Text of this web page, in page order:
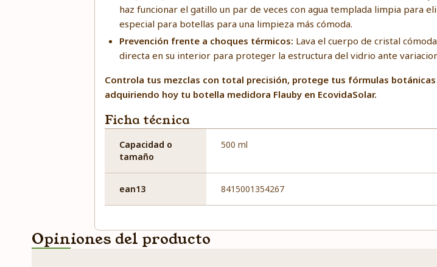
haz funcionar el gatillo un par de veces con agua templada limpia para
especial para botellas para una limpieza más cómoda.
Prevención frente a choques térmicos: Lava el cuerpo de cristal
directa en su interior para proteger la estructura del vidrio ante
Controla tus mezclas con total precisión, protege tus fórmulas
adquiriendo hoy tu botella medidora Flauby en EcovidaSolar.
Ficha técnica
Capacidad o
tamaño
500 ml
ean13 8415001354267
Opiniones del producto